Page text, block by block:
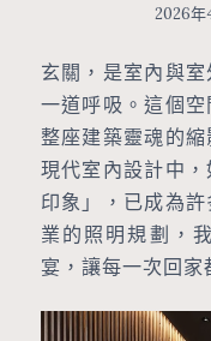
2026年
玄關，是室內與
一道呼吸。這個
整座建築靈魂的
現代室內設計中
印象」，已成為
業的照明規劃，
宴，讓每一次回家